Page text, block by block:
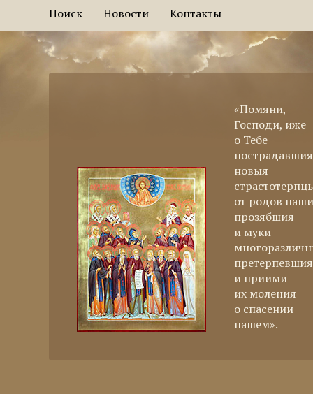
Поиск Новости Контакты
«Помяни,
Господи, иже
о Тебе
новыя
от родов
прозябшия
и муки
и приими
их моления
о спасении
нашем».